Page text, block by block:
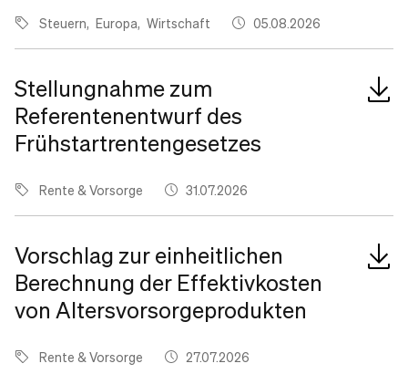
Steuern Europa Wirtschaft 05.08.2026
Stellungnahme zum
Referentenentwurf des
Frühstartrentengesetzes
Rente & Vorsorge 31.07.2026
Vorschlag zur einheitlichen
Berechnung der Effektivkosten
von Altersvorsorgeprodukten
Rente & Vorsorge 27.07.2026